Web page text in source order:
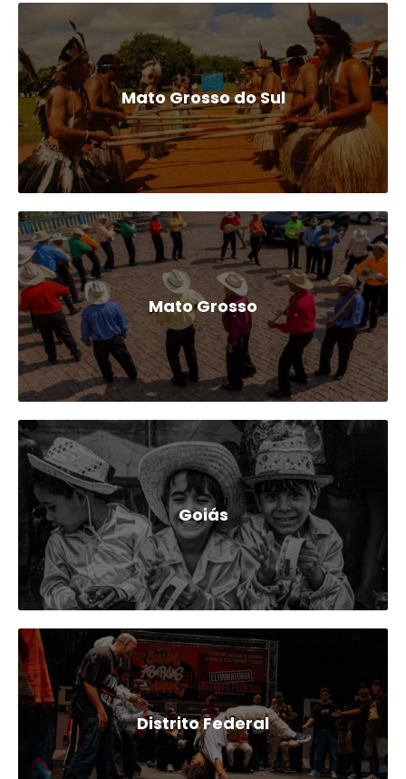
Mato Grosso do Sul
Mato Grosso
Goiás
Distrito Federal